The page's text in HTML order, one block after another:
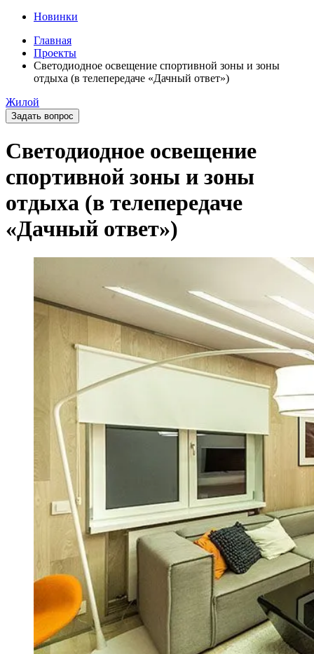
Новинки
Главная
Проекты
Светодиодное освещение спортивной зоны и зоны
отдыха (в телепередаче «Дачный ответ»)
Жилой
Задать вопрос
Светодиодное освещение
спортивной зоны и зоны
отдыха (в телепередаче
«Дачный ответ»)